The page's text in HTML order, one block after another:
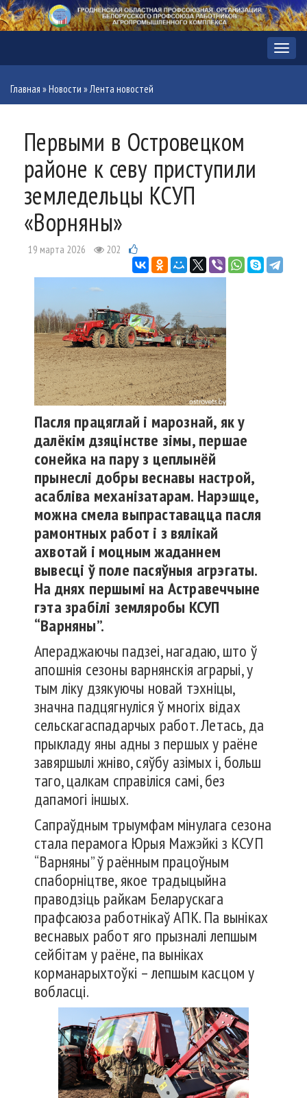
Меню
Главная »Новости »Лента новостей
Первыми в Островецком
районе к севу приступили
земледельцы КСУП
«Ворняны»
19 марта 2026 202
Пасля працяглай і марознай, як у
далёкім дзяцінстве зімы, першае
сонейка на пару з цеплынёй
прынеслі добры веснавы настрой,
асабліва механізатарам. Нарэшце,
можна смела выпраставацца пасля
рамонтных работ і з вялікай
ахвотай і моцным жаданнем
вывесці ў поле пасяўныя агрэгаты.
На днях першымі на Астравеччыне
гэта зрабілі земляробы КСУП
“Варняны”.
Апераджаючы падзеі, нагадаю, што ў
апошнія сезоны варнянскія аграрыі, у
тым ліку дзякуючы новай тэхніцы,
значна падцягнуліся ў многіх відах
сельскагаспадарчых работ. Летась, да
прыкладу яны адны з першых у раёне
завяршылі жніво, сяўбу азімых і, больш
таго, цалкам справіліся самі, без
дапамогі іншых.
Сапраўдным трыумфам мінулага сезона
стала перамога Юрыя Мажэйкі з КСУП
“Варняны” ў раённым працоўным
спаборніцтве, якое традыцыйна
праводзіць райкам Беларускага
прафсаюза работнікаў АПК. Па выніках
веснавых работ яго прызналі лепшым
сейбітам у раёне, па выніках
корманарыхтоўкі – лепшым касцом у
вобласці.